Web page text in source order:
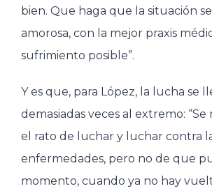
bien. Que haga que la situación
amorosa, con la mejor praxis
sufrimiento posible”.
Y es que, para López, la lucha se
demasiadas veces al extremo:
el rato de luchar y luchar contra
enfermedades, pero no de que
momento, cuando ya no hay